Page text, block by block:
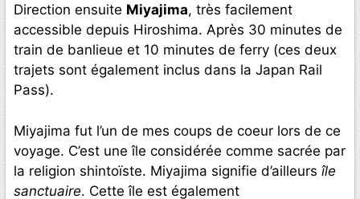
Direction ensuite Miyajima, très facilement
accessible depuis Hiroshima. Après 30 minutes de
train de banlieue et 10 minutes de ferry (ces deux
trajets sont également inclus dans la Japan Rail
Pass).
Miyajima fut l’un de mes coups de coeur lors de ce
voyage. C’est une île considérée comme sacrée par
la religion shintoïste. Miyajima signifie d’ailleurs île
sanctuaire. Cette île est également